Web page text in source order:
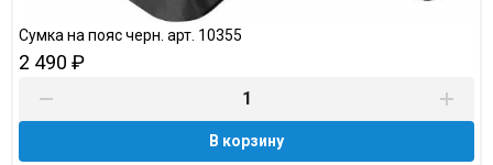
Сумка на пояс черн. арт. 10355
2 490 ₽
В корзину